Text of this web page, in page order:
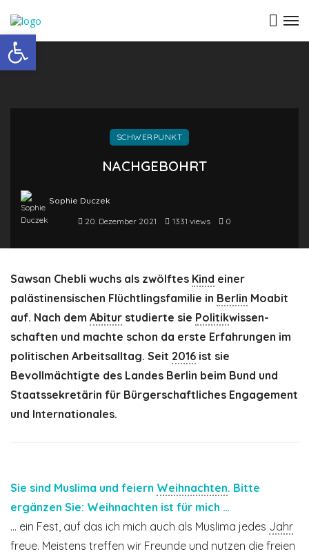
SCHWERPUNKT
NACHGEBOHRT
Sophie Duczek
20. Dezember 2021
1331 views 0
Sawsan Chebli wuchs als zwölftes Kind einer
palästinensischen Flüchtlings­familie in Berlin Moabit
auf. Nach dem Abitur studierte sie Politik­wissen­
schaften und machte schon da erste Erfahrungen im
politischen Arbeits­alltag. Seit 2016 ist sie
Bevollmächtigte des Landes Berlin beim Bund und
Staatssekretärin für Bürgerschaftliches Engagement
und Internationales.
Sie sind Muslima und feiern Weihnachten. Bitte
ergänzen Sie: Weihnachten ist für mich …
… ein Fest, auf das ich mich auch als Muslima jedes Jahr
freue. Meistens treffen wir Freunde und nutzen die freien
Open toolbar